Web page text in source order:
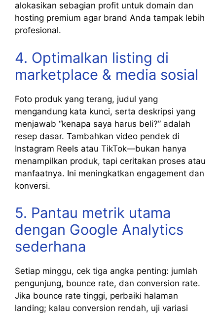
alokasikan sebagian profit untuk domain dan
hosting premium agar brand Anda tampak lebih
profesional.
4. Optimalkan listing di
marketplace & media sosial
Foto produk yang terang, judul yang
mengandung kata kunci, serta deskripsi yang
menjawab “kenapa saya harus beli?” adalah
resep dasar. Tambahkan video pendek di
Instagram Reels atau TikTok—bukan hanya
menampilkan produk, tapi ceritakan proses atau
manfaatnya. Ini meningkatkan engagement dan
konversi.
5. Pantau metrik utama
dengan Google Analytics
sederhana
Setiap minggu, cek tiga angka penting: jumlah
pengunjung, bounce rate, dan conversion rate.
Jika bounce rate tinggi, perbaiki halaman
landing; kalau conversion rendah, uji variasi